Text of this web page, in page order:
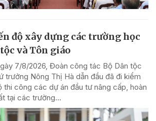
độ xây dựng các trường học
và Tôn giáo
7/8/2026, Đoàn công tác Bộ Dân tộc
trưởng Nông Thị Hà dẫn đầu đã đi kiểm
thi công các dự án đầu tư nâng cấp, hoàn
tại các trường...